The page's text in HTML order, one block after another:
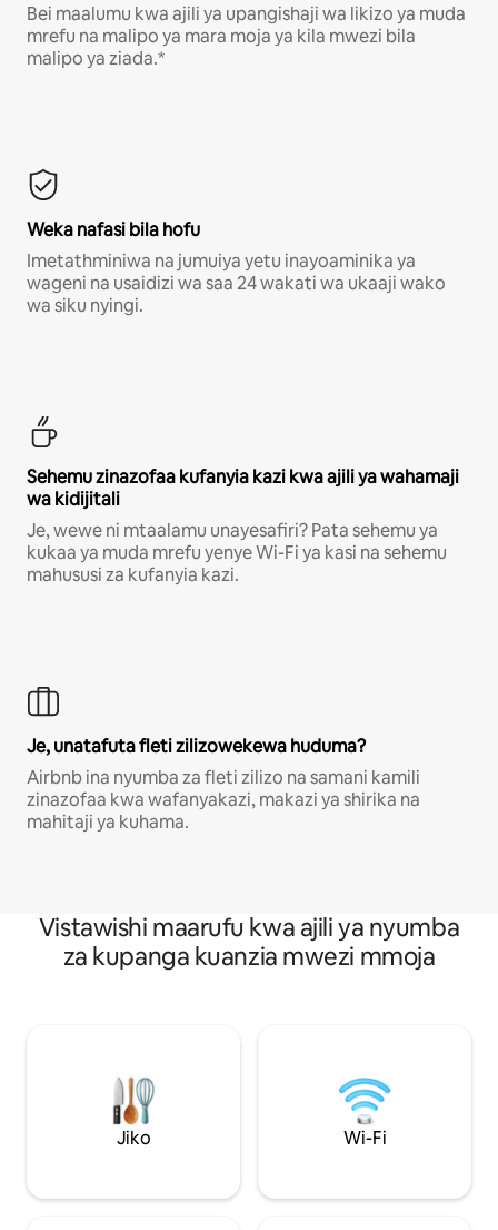
Bei maalumu kwa ajili ya upangishaji wa likizo ya muda
mrefu na malipo ya mara moja ya kila mwezi bila
malipo ya ziada.*
Weka nafasi bila hofu
Imetathminiwa na jumuiya yetu inayoaminika ya
wageni na usaidizi wa saa 24 wakati wa ukaaji wako
wa siku nyingi.
Sehemu zinazofaa kufanyia kazi kwa ajili ya wahamaji
wa kidijitali
Je, wewe ni mtaalamu unayesafiri? Pata sehemu ya
kukaa ya muda mrefu yenye Wi-Fi ya kasi na sehemu
mahususi za kufanyia kazi.
Je, unatafuta fleti zilizowekewa huduma?
Airbnb ina nyumba za fleti zilizo na samani kamili
zinazofaa kwa wafanyakazi, makazi ya shirika na
mahitaji ya kuhama.
Vistawishi maarufu kwa ajili ya nyumba
za kupanga kuanzia mwezi mmoja
Jiko Wi-Fi